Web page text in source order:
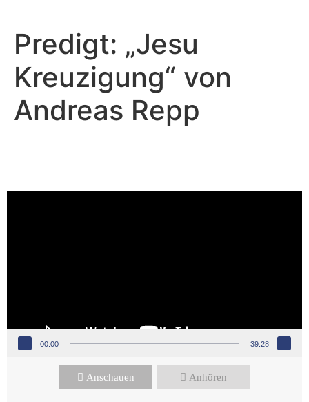
Predigt: „Jesu
Kreuzigung“ von
Andreas Repp
Video-Player
00:00 39:28
Anschauen Anhören